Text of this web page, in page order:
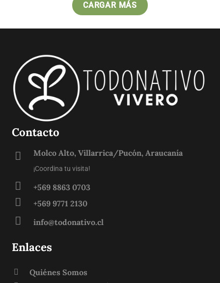
CARGAR MÁS
Contacto
Molco Alto, Villarrica/Pucón, Araucanía
¡Coordina tu visita!
+569 8863 0703
+569 9771 2130
info@todonativo.cl
Enlaces
Quiénes Somos